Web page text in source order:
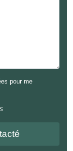
pour me